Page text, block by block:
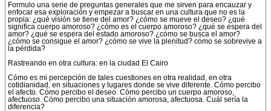
Formulo una serie de preguntas generales que me sirven para encauzar y
enfocar esa exploración y empezar a buscar en una cultura que no es la
propia: ¿qué visión se tiene del amor? ¿cómo se mueve el deseo? ¿qué
significa cuerpo amoroso? ¿cómo es el cuerpo amoroso? ¿qué se espera del
amor? ¿qué se espera del estado amoroso? ¿cómo se busca el amor?
¿cómo se consigue el amor? ¿cómo se vive la plenitud? cómo se sobrevive a
la pérdida?
Rastreando en otra cultura: en la ciudad El Cairo
Cómo es mi percepción de tales cuestiones en otra realidad, en otra
cotidianidad, en situaciones y lugares donde se vive diferente. Cómo percibo
el afecto. Cómo percibo el deseo. Cómo percibo un cuerpo amoroso,
afectuoso. Cómo percibo una situación amorosa, afectuosa. Cuál sería la
diferencia?